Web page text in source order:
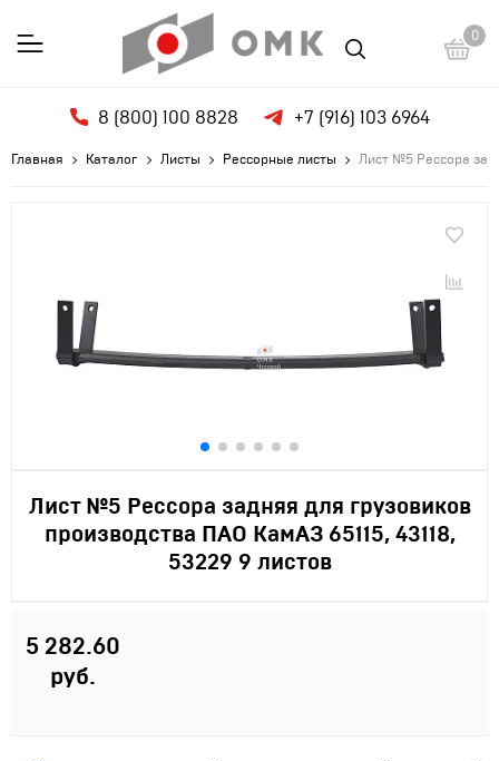
0
8 (800) 100 8828 +7 (916) 103 6964
Главная Каталог Листы Рессорные листы Лист №5 Рессора
Лист №5 Рессора задняя для грузовиков
производства ПАО КамАЗ 65115, 43118,
53229 9 листов
5 282.60
руб.